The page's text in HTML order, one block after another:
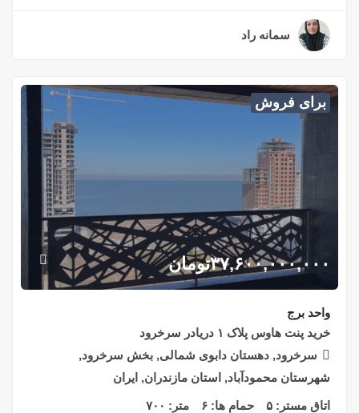
سمانه راد
برای فروش
۳۷,۶۰۰,۰۰۰,۰۰۰تومان
واحد برج
خرید پنت هاوس پلاک ۱ دریادر سرخرود
سرخرود, دهستان دابوی شمالی, بخش سرخرود,
شهرستان محمودآباد, استان مازندران, ایران
اتاق مستر: ۵ حمام ها: ۶ متر: ۷۰۰